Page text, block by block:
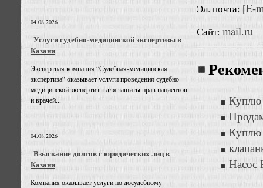
04.08.2026
Услуги судебно-медицинской экспертизы в
Казани
Экспертная компания “Судебная-медицинская
экспертиза” оказывает услуги проведения судебно-
медицинской экспертизы для защиты прав пациентов
и врачей...
04.08.2026
Взыскание долгов с юридических лиц в
Казани
Компания оказывает услуги по досудебному
Эл. почта: [E-
Сайт: mail.ru
Насос